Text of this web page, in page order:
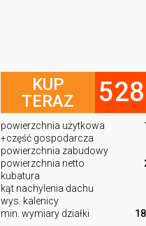
KUP
TERAZ
powierzchnia użytkowa
+część gospodarcza
powierzchnia zabudowy
powierzchnia netto
kubatura
kąt nachylenia dachu
wys. kalenicy
min. wymiary działki